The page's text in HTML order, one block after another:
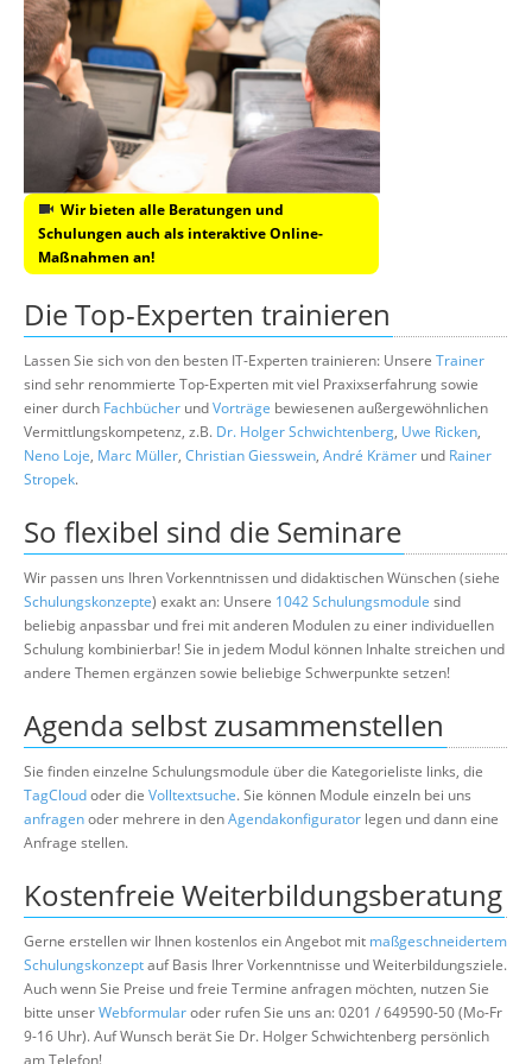
Wir bieten alle Beratungen und
Schulungen auch als interaktive Online-
Maßnahmen an!
Die Top-Experten trainieren
Lassen Sie sich von den besten IT-Experten trainieren: Unsere Trainer
sind sehr renommierte Top-Experten mit viel Praxixserfahrung sowie
einer durch Fachbücher undVorträge bewiesenen außergewöhnlichen
Vermittlungskompetenz, z.B. Dr. Holger Schwichtenberg, Uwe Ricken,
Neno Loje, Marc Müller, Christian Giesswein, André Krämer und Rainer
Stropek.
So flexibel sind die Seminare
Wir passen uns Ihren Vorkenntnissen und didaktischen Wünschen (siehe
Schulungskonzepte) exakt an: Unsere 1042 Schulungsmodule sind
beliebig anpassbar und frei mit anderen Modulen zu einer individuellen
Schulung kombinierbar! Sie in jedem Modul können Inhalte streichen und
andere Themen ergänzen sowie beliebige Schwerpunkte setzen!
Agenda selbst zusammenstellen
Sie finden einzelne Schulungsmodule über die Kategorieliste links, die
TagCloudoder die Volltextsuche. Sie können Module einzeln bei uns
anfragenoder mehrere in denAgendakonfigurator legen und dann eine
Anfrage stellen.
Kostenfreie Weiterbildungsberatung
Gerne erstellen wir Ihnen kostenlos ein Angebot mit maßgeschneidertem
Schulungskonzeptauf Basis Ihrer Vorkenntnisse und Weiterbildungsziele.
Auch wenn Sie Preise und freie Termine anfragen möchten, nutzen Sie
bitte unserWebformularoder rufen Sie uns an: 0201 / 649590-50 (Mo-Fr
9-16 Uhr). Auf Wunsch berät Sie Dr. Holger Schwichtenberg persönlich
am Telefon!